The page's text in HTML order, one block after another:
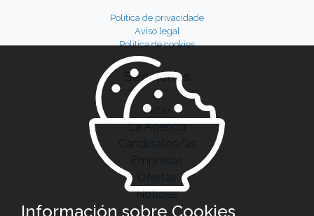
Política de privacidade
Aviso legal
Política de cookies
Secciones
Inicio
La Agencia
Candidatos/as
Empresas
Ofertas
Noticias
Información sobre Cookies